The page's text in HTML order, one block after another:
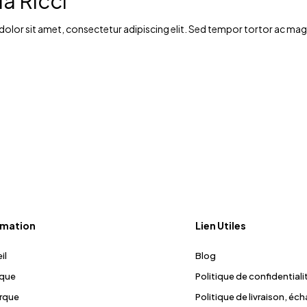
sit amet, consectetur adipiscing elit. Sed tempor tortor ac
Lien Utiles
Blog
Politique de
Politique de livraison,